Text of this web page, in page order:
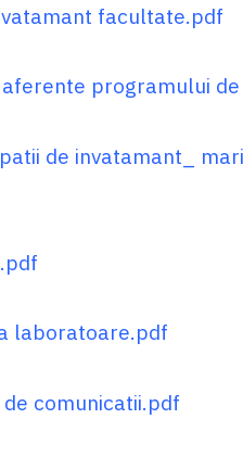
facultate.pdf
programului
de invatamant_
laboratoare.pdf
comunicatii.pdf